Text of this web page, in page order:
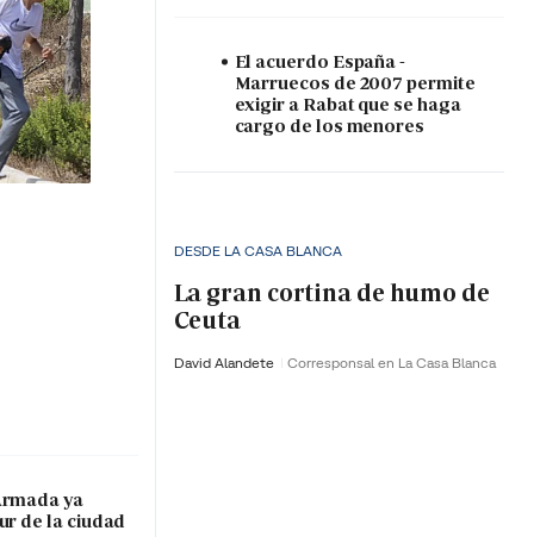
ya
de la ciudad
El acuerdo España -
Marruecos de 2007 permite
exigir a Rabat que se haga
cargo de los menores
DESDE LA CASA BLANCA
La gran cortina de humo de
Ceuta
David Alandete Corresponsal en La Casa Blanca